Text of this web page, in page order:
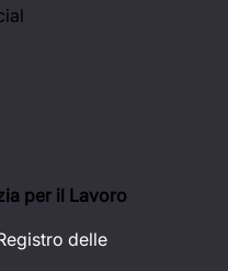
per il Lavoro
delle